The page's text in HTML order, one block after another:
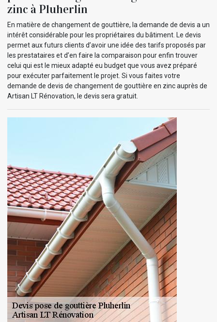
zinc à Pluherlin
En matière de changement de gouttière, la demande de devis a un
intérêt considérable pour les propriétaires du bâtiment. Le devis
permet aux futurs clients d’avoir une idée des tarifs proposés par
les prestataires et d’en faire la comparaison pour enfin trouver
celui qui est le mieux adapté eu budget que vous avez préparé
pour exécuter parfaitement le projet. Si vous faites votre
demande de devis de changement de gouttière en zinc auprès de
Artisan LT Rénovation, le devis sera gratuit.